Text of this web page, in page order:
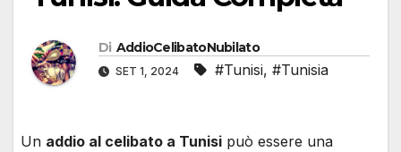
Di AddioCelibatoNubilato
SET 1, 2024 #Tunisi, #Tunisia
Un addio al celibato a Tunisi può essere una